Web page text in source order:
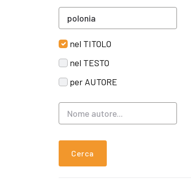
nel TITOLO
nel TESTO
per AUTORE